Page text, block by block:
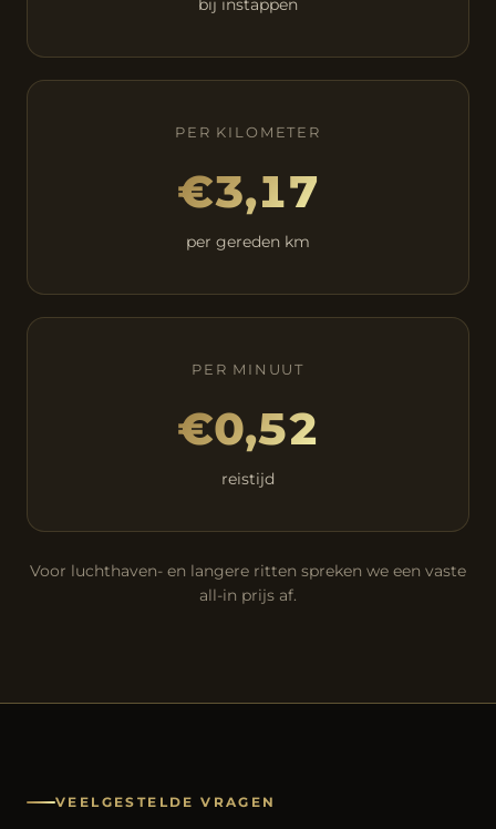
PER KILOMETER
€3,17
per gereden km
PER MINUUT
€0,52
reistijd
Voor luchthaven- en langere ritten spreken we een vaste
all-in prijs af.
VEELGESTELDE VRAGEN